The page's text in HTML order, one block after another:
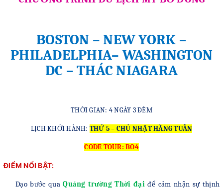
BOSTON – NEW YORK –
PHILADELPHIA– WASHINGTON
DC – THÁC NIAGARA
THỜI GIAN: 4 NGÀY 3 ĐÊM
LỊCH KHỞI HÀNH: THỨ 5 – CHỦ NHẬT HẰNG TUẦN
CODE TOUR: BO4
ĐIỂM NỔI BẬT:
Dạo bước quaQuảng trường Thời đạiđể cảm nhận sự thịnh